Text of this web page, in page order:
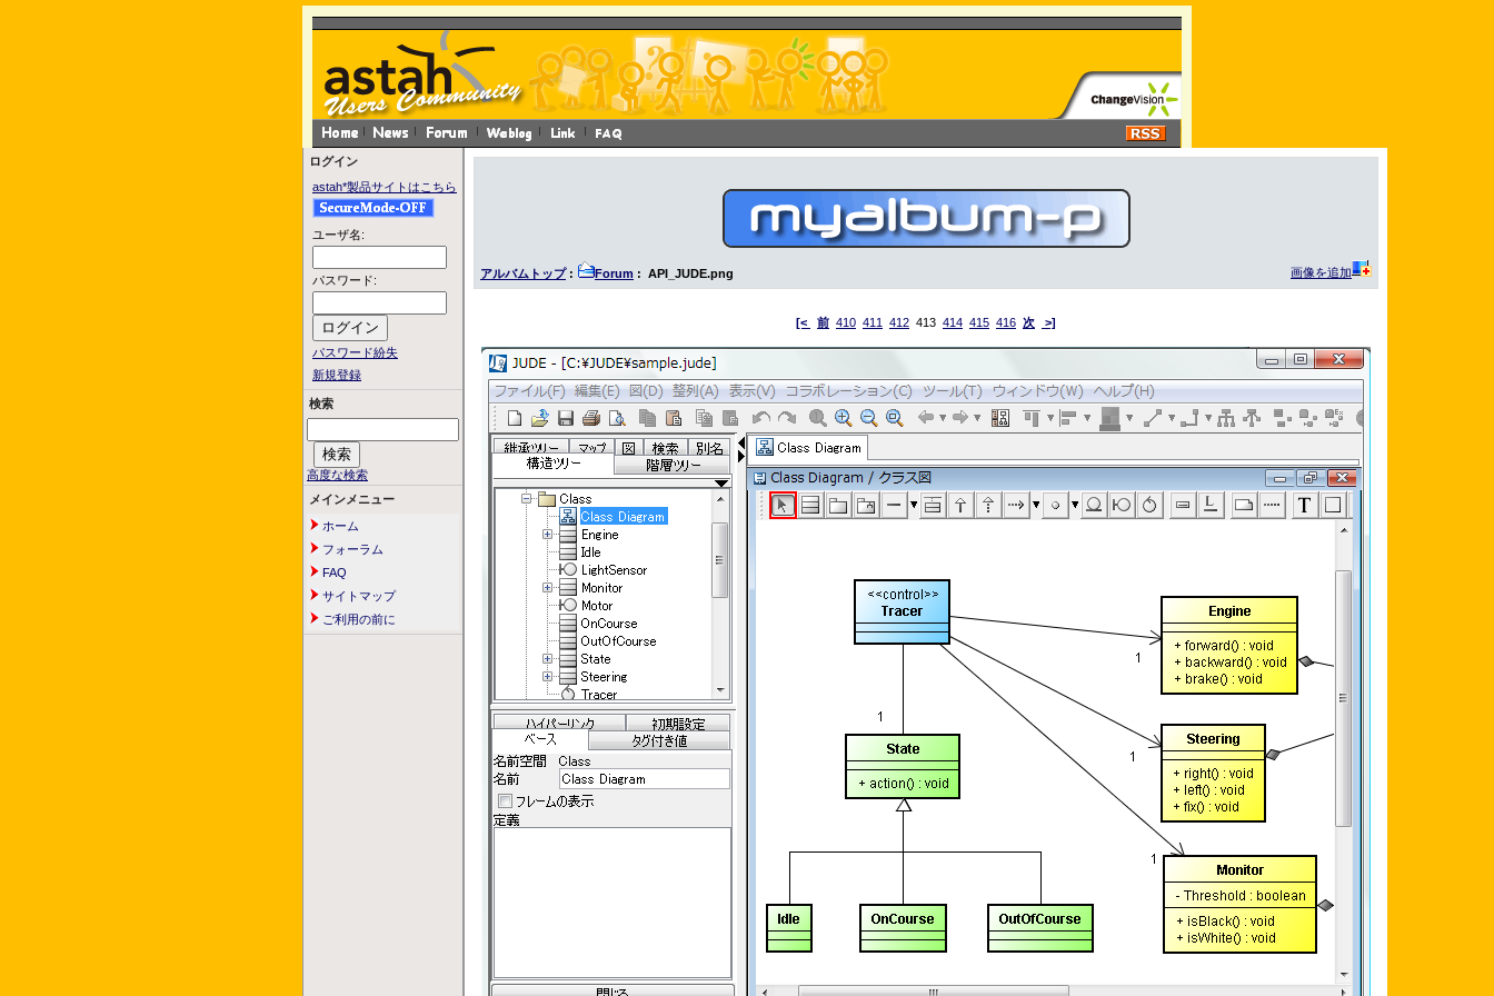
ログイン
astah*製品サイトはこちら
ユーザ名:
パスワード:
パスワード紛失
新規登録
検索
高度な検索
メインメニュー
ホーム
フォーラム
FAQ
サイトマップ
ご利用の前に
アルバムトップ: Forum : API_JUDE.png 画像を追加
[< 前 410 411 412 413 414 415 416 次 >]